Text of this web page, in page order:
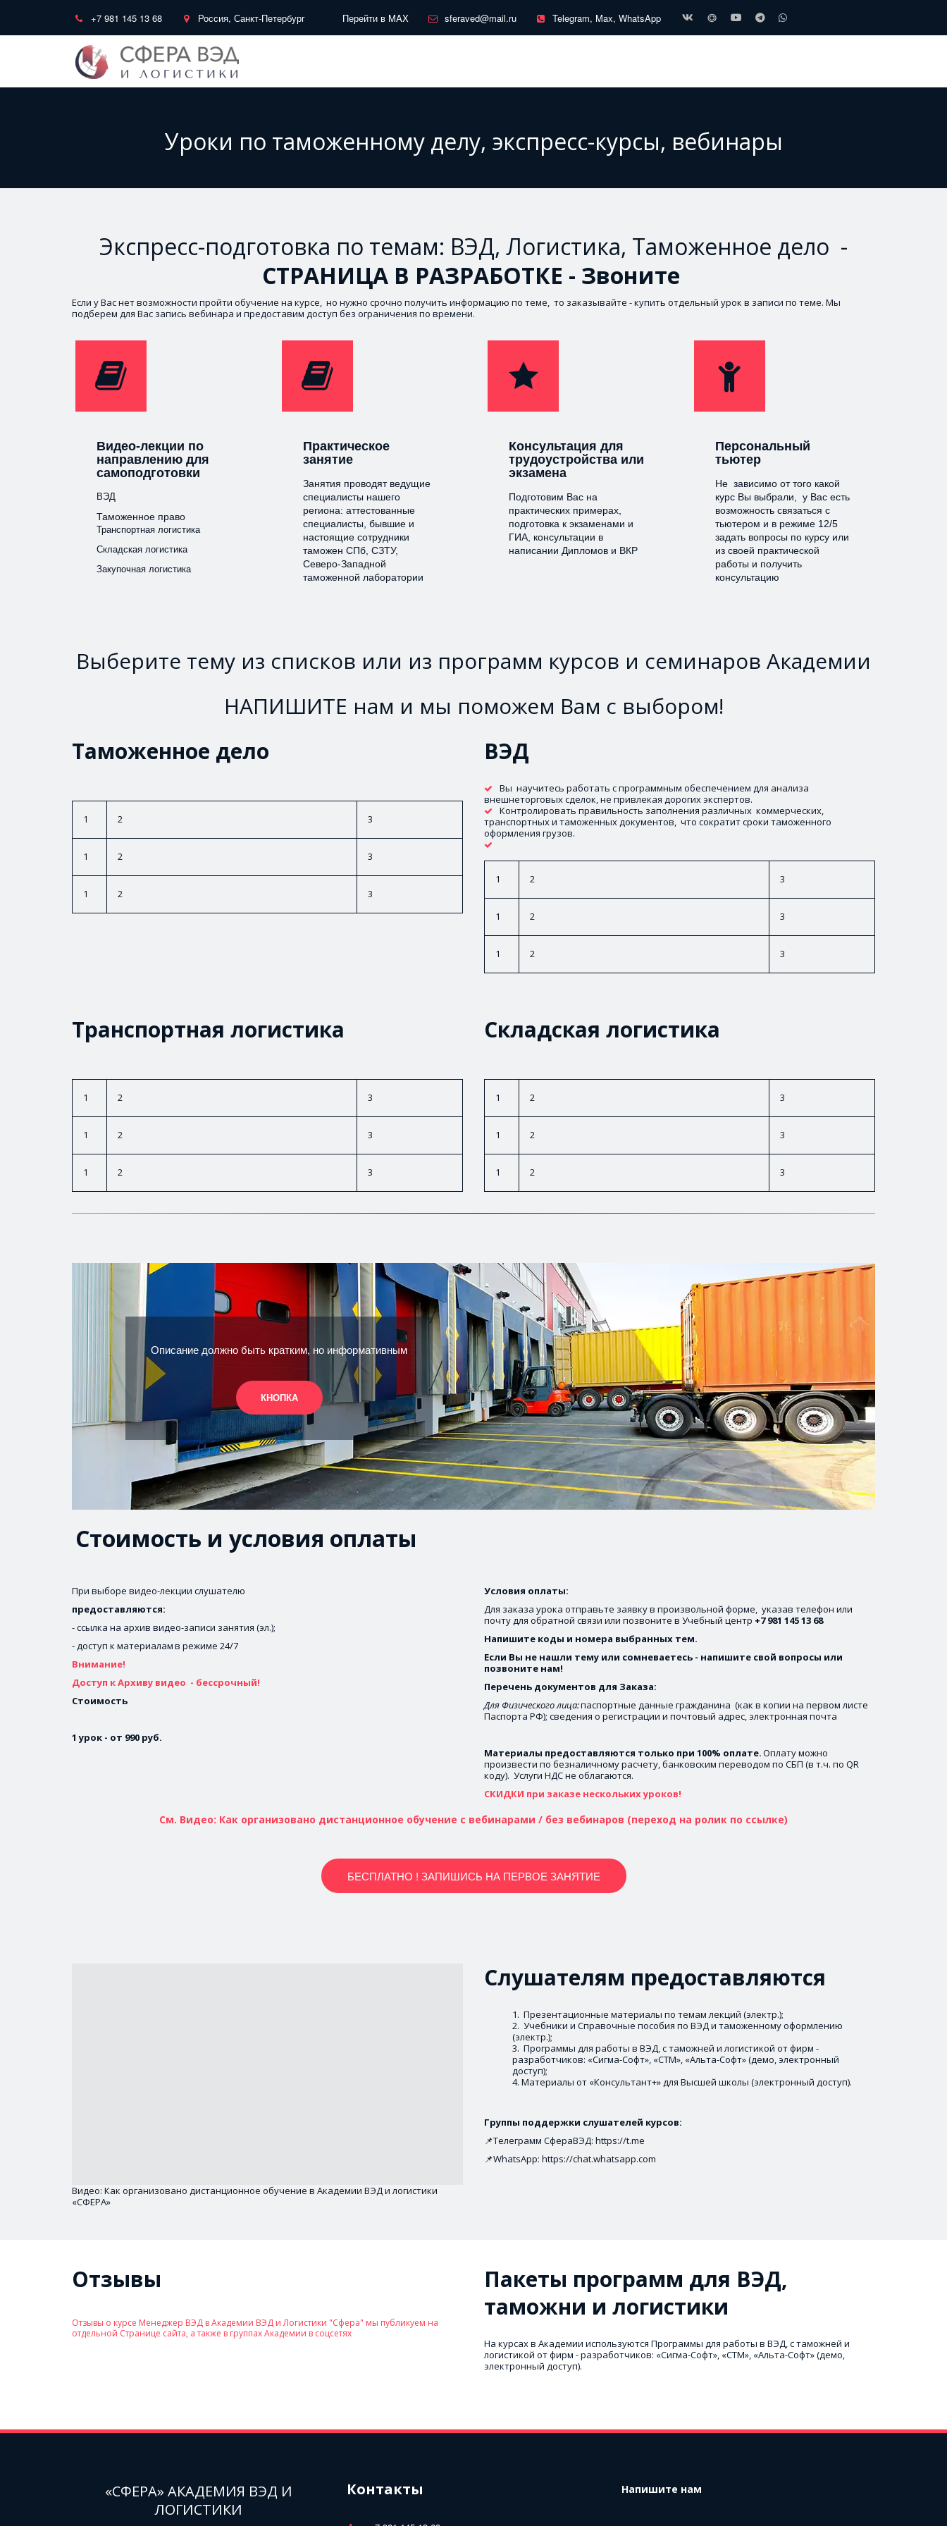
+7 981 145 13 68 Россия, Санкт-Петербург Перейти в MAX sferaved@mail.ru Telegram, Max, WhatsApp
Уроки по таможенному делу, экспресс-курсы, вебинары
Экспресс-подготовка по темам: ВЭД, Логистика, Таможенное дело -
СТРАНИЦА В РАЗРАБОТКЕ - Звоните
Если у Вас нет возможности пройти обучение на курсе,  но нужно срочно получить информацию по теме,  то заказывайте - купить отдельный урок в записи по теме. Мы
подберем для Вас запись вебинара и предоставим доступ без ограничения по времени.
Видео-лекции по
направлению для
самоподготовки
ВЭД
Таможенное право
Транспортная логистика
Складская логистика
Закупочная логистика
Практическое
занятие
Занятия проводят ведущие
специалисты нашего
региона: аттестованные
специалисты, бывшие и
настоящие сотрудники
таможен СПб, СЗТУ,
Северо-Западной
таможенной лаборатории
Консультация для
трудоустройства или
экзамена
Подготовим Вас на
практических примерах,
подготовка к экзаменами и
ГИА, консультации в
написании Дипломов и ВКР
Персональный
тьютер
Не зависимо от того какой
курс Вы выбрали, у Вас есть
возможность связаться с
тьютером и в режиме 12/5
задать вопросы по курсу или
из своей практической
работы и получить
консультацию
Выберите тему из списков или из программ курсов и семинаров Академии
НАПИШИТЕ нам и мы поможем Вам с выбором!
Таможенное дело
1 2 3
1 2 3
1 2 3
ВЭД
Вы  научитесь работать с программным обеспечением для анализа
внешнеторговых сделок, не привлекая дорогих экспертов.
Контролировать правильность заполнения различных  коммерческих,
транспортных и таможенных документов,  что сократит сроки таможенного
оформления грузов.
1 2 3
1 2 3
1 2 3
Транспортная логистика
1 2 3
1 2 3
1 2 3
Складская логистика
1 2 3
1 2 3
1 2 3
Описание должно быть кратким, но информативным
КНОПКА
Описание должно быть кратким, но информативным
Описание должно быть кратким, но информативным
Стоимость и условия оплаты
При выборе видео-лекции слушателю
предоставляются:
- ссылка на архив видео-записи занятия (эл.);
- доступ к материалам в режиме 24/7
Внимание!
Доступ к Архиву видео  - бессрочный!
Стоимость
1 урок - от 990 руб.
Условия оплаты:
Для заказа урока отправьте заявку в произвольной форме,  указав телефон или
почту для обратной связи или позвоните в Учебный центр +7 981 145 13 68
Напишите коды и номера выбранных тем.
Если Вы не нашли тему или сомневаетесь - напишите свой вопросы или
позвоните нам!
Перечень документов для Заказа:
Для Физического лица: паспортные данные гражданина  (как в копии на первом листе
Паспорта РФ); сведения о регистрации и почтовый адрес, электронная почта
Материалы предоставляются только при 100% оплате. Оплату можно
произвести по безналичному расчету, банковским переводом по СБП (в т.ч. по QR
коду).  Услуги НДС не облагаются.
СКИДКИ при заказе нескольких уроков!
См. Видео: Как организовано дистанционное обучение с вебинарами / без вебинаров (переход на ролик по ссылке)
БЕСПЛАТНО ! ЗАПИШИСЬ НА ПЕРВОЕ ЗАНЯТИЕ
Видео: Как организовано дистанционное обучение в Академии ВЭД и логистики
«СФЕРА»
Слушателям предоставляются
Презентационные материалы по темам лекций (электр.);
Учебники и Справочные пособия по ВЭД и таможенному оформлению
(электр.);
Программы для работы в ВЭД, с таможней и логистикой от фирм -
разработчиков: «Сигма-Софт», «СТМ», «Альта-Софт» (демо, электронный
доступ);
Материалы от «Консультант+» для Высшей школы (электронный доступ).
Группы поддержки слушателей курсов:
📌Телеграмм СфераВЭД: https://t.me
📌WhatsApp: https://chat.whatsapp.com
Отзывы
Отзывы о курсе Менеджер ВЭД в Академии ВЭД и Логистики "Сфера" мы публикуем на
отдельной Странице сайта, а также в группах Академии в соцсетях
Пакеты программ для ВЭД,
таможни и логистики
На курсах в Академии используются Программы для работы в ВЭД, с таможней и
логистикой от фирм - разработчиков: «Сигма-Софт», «СТМ», «Альта-Софт» (демо,
электронный доступ).
«СФЕРА» АКАДЕМИЯ ВЭД И
ЛОГИСТИКИ
Контакты Напишите нам